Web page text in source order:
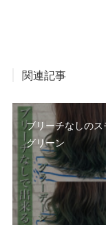
関連記事
ブリーチなしの
グリーン